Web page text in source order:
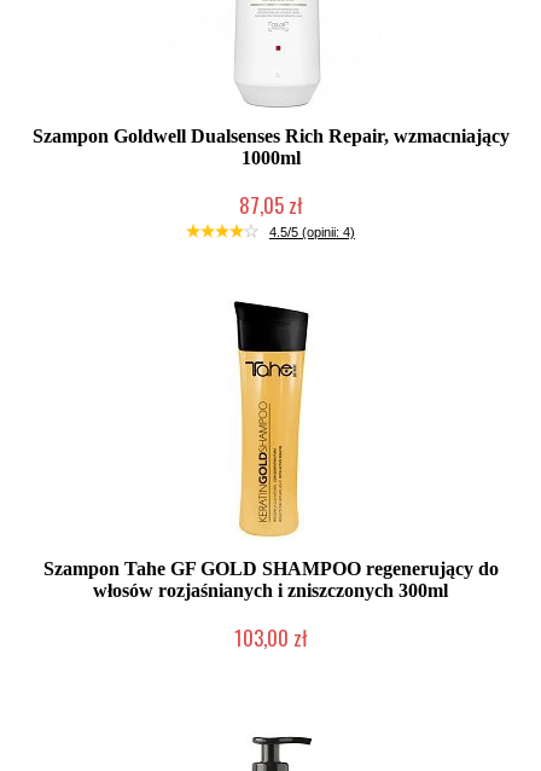
Szampon Goldwell Dualsenses Rich Repair, wzmacniający
1000ml
87,05 zł
Duża ilość (wysyłka w 24h)
4.5/5 (opinii: 4)
Szampon Tahe GF GOLD SHAMPOO regenerujący do
włosów rozjaśnianych i zniszczonych 300ml
103,00 zł